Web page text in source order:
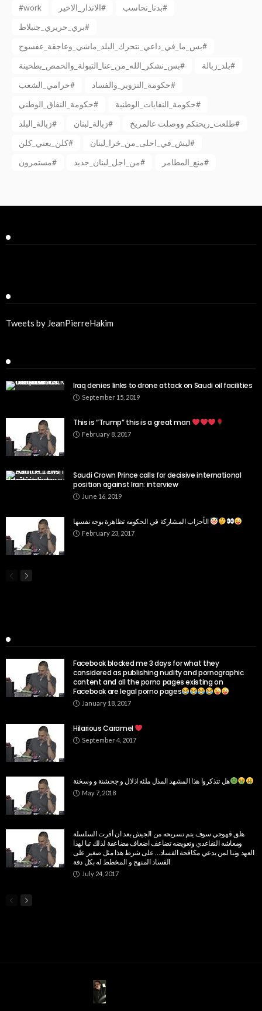
#work
الانذار_الاخير#
بدنا_نحاسب#
بري_حريري_جنبلاط#
بس_ما_في_داعي_نتحرك_البلد_ماشي_وعاجقة_عفسوح#
بس_نشكر_الله_من_عنا_التبولة_والحمص_بطحينة#
بلد_زبالة#
حرامي_الشعب#
حكومة_التزوير_والفساد#
حكومة_النفاق_الوطني#
حكومة_النفايات_الوطنية#
زبالة_البلد#
زبالة_لبنان#
طلعت_ريحتكم ووصلت عالمريخ#
كلن_يعني_كلن#
ليش_في_احلى_من_خرا_لبنان#
مستمرون#
من_اجل_لبنان_جديد# منع_المطامر#
Tweets by JeanPierreHakim
Iraq denies links to drone attack on Saudi oil facilities
September 15, 2019
This is “Trump” this is a great man
February 8, 2017
Saudi Crown Prince calls for decisive international
position against Iran: interview
June 16, 2019
الأحزاب المشاركة في الحكومه تظاهرة بوجه نفسها
February 23, 2017
Facebook blocked me 3 days for what they
considered as publishing nudity and pornographic
content and all the porno pages existing on
Facebook are legal porno pages
January 18, 2017
Hilarious Caramel
September 4, 2017
هل تتذكروا هذا المشهد المذل ملئه اذلال و جحشنة و وسخنة
May 7, 2018
هلق قهوجي سوف يتم تسريحه من الجيش بعد ان أقرت السلسلة
ومعاشه التقاعدي وتعويضه تضاعف اضعاف مضاعفة لذلك تبا لهذا
العهد ‏وتبا لمن يدعي مكافحة الفساد… على شرط هذا مثل صغير على
الفساد المنهج و المخطط له بكل دقة
July 24, 2017